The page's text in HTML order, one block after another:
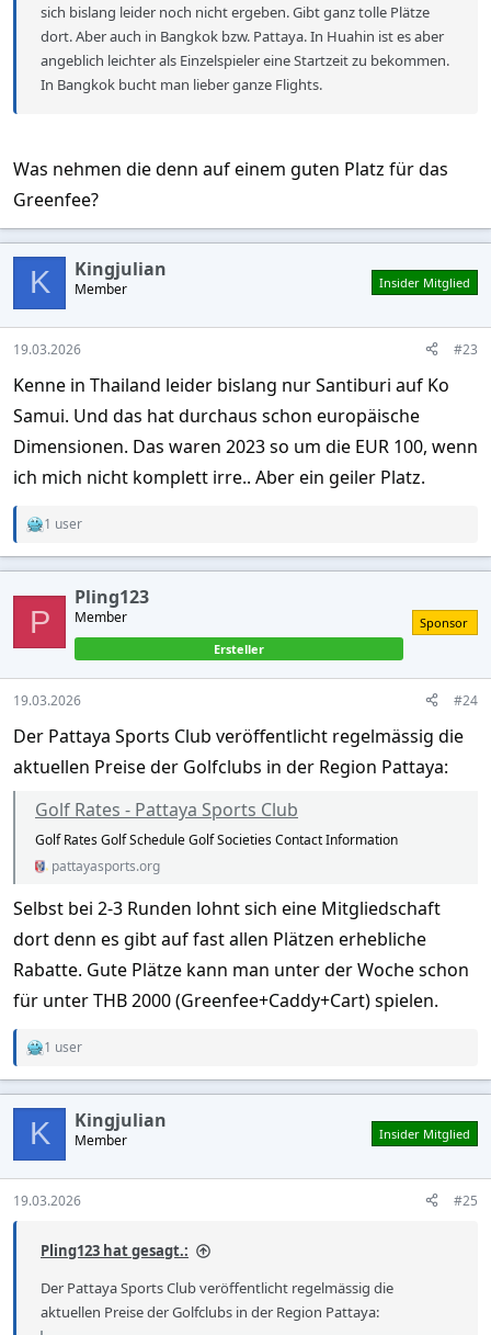
sich bislang leider noch nicht ergeben. Gibt ganz tolle Plätze
dort. Aber auch in Bangkok bzw. Pattaya. In Huahin ist es aber
angeblich leichter als Einzelspieler eine Startzeit zu bekommen.
In Bangkok bucht man lieber ganze Flights.
Was nehmen die denn auf einem guten Platz für das
Greenfee?
K Kingjulian
Member Insider Mitglied
19.03.2026 #23
Kenne in Thailand leider bislang nur Santiburi auf Ko
Samui. Und das hat durchaus schon europäische
Dimensionen. Das waren 2023 so um die EUR 100, wenn
ich mich nicht komplett irre.. Aber ein geiler Platz.
R
t
o
n
1 user
P
Pling123
Member
Ersteller
Sponsor
19.03.2026 #24
Der Pattaya Sports Club veröffentlicht regelmässig die
aktuellen Preise der Golfclubs in der Region Pattaya:
Golf Rates - Pattaya Sports Club
Golf Rates Golf Schedule Golf Societies Contact Information
pattayasports.org
Selbst bei 2-3 Runden lohnt sich eine Mitgliedschaft
dort denn es gibt auf fast allen Plätzen erhebliche
Rabatte. Gute Plätze kann man unter der Woche schon
für unter THB 2000 (Greenfee+Caddy+Cart) spielen.
R
a
c
o
n
s
:
1 user
K Kingjulian
Member Insider Mitglied
19.03.2026 #25
Pling123 hat gesagt.:
Der Pattaya Sports Club veröffentlicht regelmässig die
aktuellen Preise der Golfclubs in der Region Pattaya: